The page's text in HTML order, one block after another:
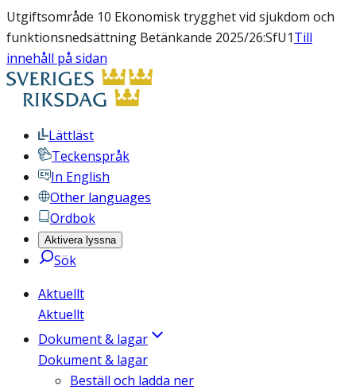
Utgiftsområde 10 Ekonomisk trygghet vid sjukdom och
funktionsnedsättning Betänkande 2025/26:SfU1Till
innehåll på sidan
Lättläst
Teckenspråk
In English
Other languages
Ordbok
Aktivera lyssna
Sök
Aktuellt
Aktuellt
Dokument & lagar
Dokument & lagar
Beställ och ladda ner